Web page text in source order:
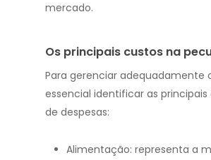
mercado.
Os principais custos na
Para gerenciar adequadamente
essencial identificar as
de despesas:
Alimentação: representa a